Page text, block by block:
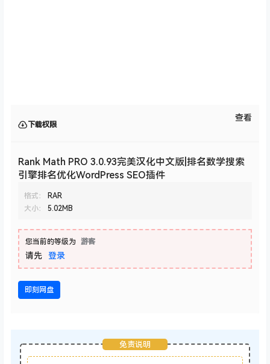
Rank Math PRO 3.0.93完美汉化中文版|排名数学搜索
大小： 5.02MB
您当前的等级为
请先 登录
折 或发送邮件 540540777@qq.com
我们会第一时间进行审核
删除。站内资源为网友个人学习或测试研究使用，未经原版权作